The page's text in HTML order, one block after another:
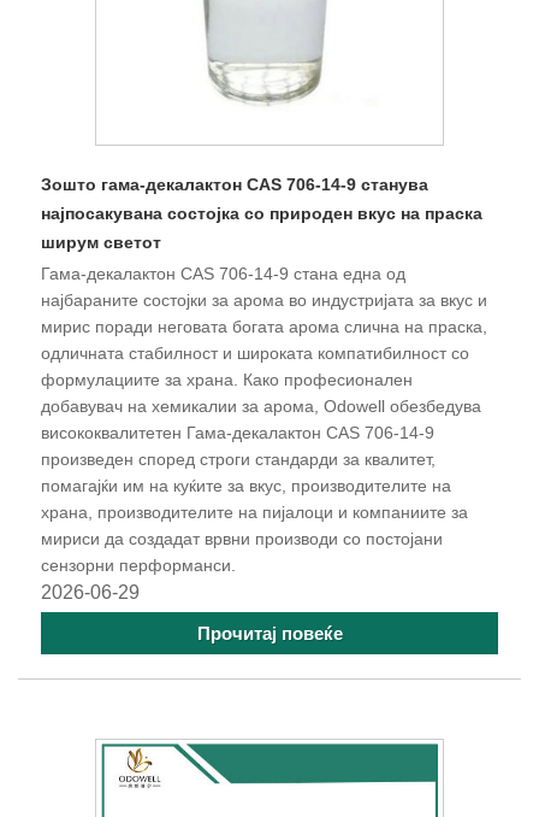
Зошто гама-декалактон CAS 706-14-9 станува
најпосакувана состојка со природен вкус на праска
ширум светот
Гама-декалактон CAS 706-14-9 стана една од
најбараните состојки за арома во индустријата за вкус и
мирис поради неговата богата арома слична на праска,
одличната стабилност и широката компатибилност со
формулациите за храна. Како професионален
добавувач на хемикалии за арома, Odowell обезбедува
висококвалитетен Гама-декалактон CAS 706-14-9
произведен според строги стандарди за квалитет,
помагајќи им на куќите за вкус, производителите на
храна, производителите на пијалоци и компаниите за
мириси да создадат врвни производи со постојани
сензорни перформанси.
2026-06-29
Прочитај повеќе